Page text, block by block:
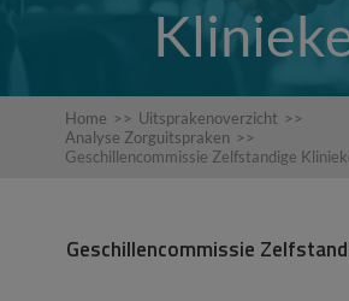
Home >> Uitsprakenoverzicht >>
Analyse Zorguitspraken >>
Geschillencommissie Zelfstandige
Geschillencommissie